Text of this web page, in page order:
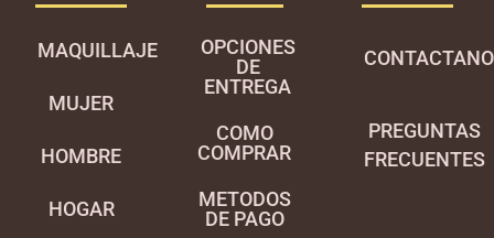
MAQUILLAJE
MUJER
HOMBRE
HOGAR
OPCIONES
DE
ENTREGA
COMO
COMPRAR
METODOS
DE PAGO
PREGUNTAS
FRECUENTES